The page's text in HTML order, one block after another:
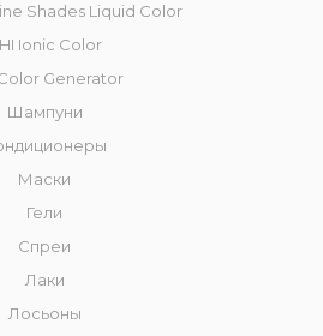
Shades Liquid Color
Ionic Color
Generator
Шампуни
Маски
Гели
Спреи
Лаки
Лосьоны